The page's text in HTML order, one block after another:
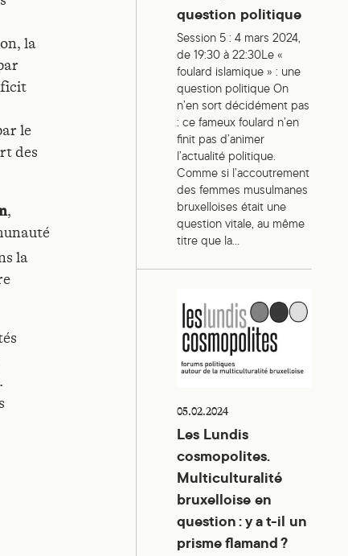
la
le
des
,
la
question politique
Session 5 : 4 mars 2024,
de 19:30 à 22:30Le «
foulard islamique » : une
question politique On
n’en sort décidément pas
: ce fameux foulard n’en
finit pas d’animer
l’actualité politique.
Comme si l’accoutrement
des femmes musulmanes
bruxelloises était une
question vitale, au même
titre que la…
05.02.2024
Les Lundis
cosmopolites.
Multiculturalité
bruxelloise en
question : y a t-il un
prisme flamand ?